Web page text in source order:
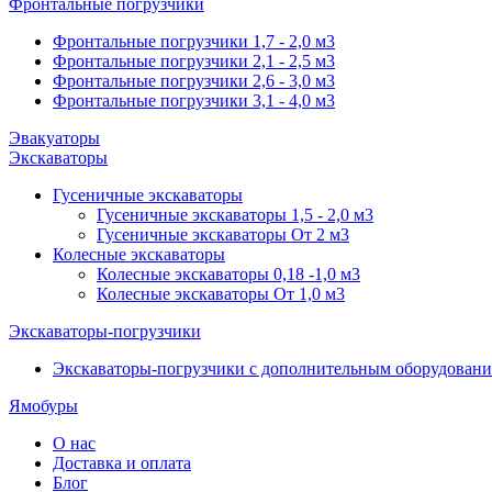
Фронтальные погрузчики
Фронтальные погрузчики 1,7 - 2,0 м3
Фронтальные погрузчики 2,1 - 2,5 м3
Фронтальные погрузчики 2,6 - 3,0 м3
Фронтальные погрузчики 3,1 - 4,0 м3
Эвакуаторы
Экскаваторы
Гусеничные экскаваторы
Гусеничные экскаваторы 1,5 - 2,0 м3
Гусеничные экскаваторы От 2 м3
Колесные экскаваторы
Колесные экскаваторы 0,18 -1,0 м3
Колесные экскаваторы От 1,0 м3
Экскаваторы-погрузчики
Экскаваторы-погрузчики с дополнительным
Ямобуры
О нас
Доставка и оплата
Блог